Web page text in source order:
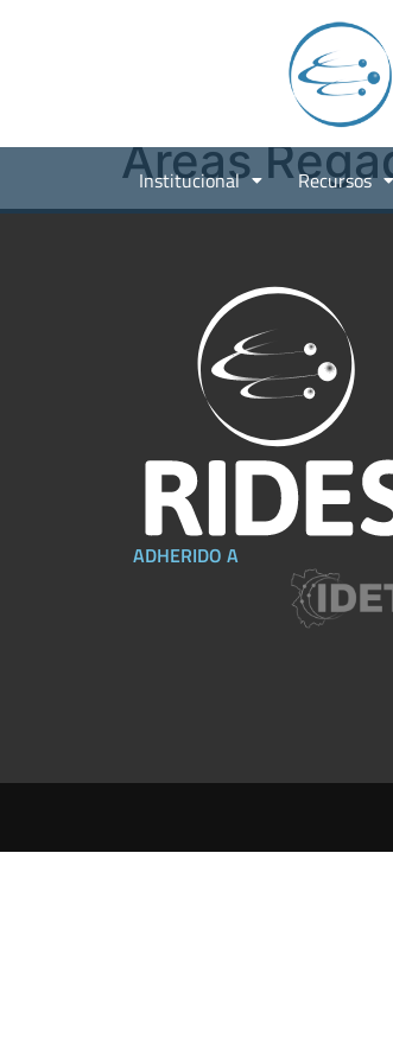
Institucional Recursos
Áreas
ADHERIDO A